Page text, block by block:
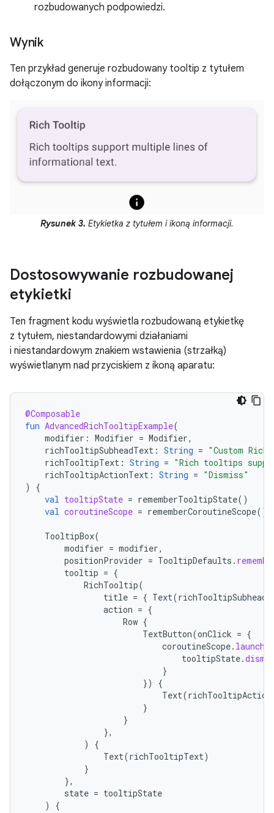
rozbudowanych podpowiedzi.
Wynik
Ten przykład generuje rozbudowany tooltip z tytułem
dołączonym do ikony informacji:
Rysunek 3. Etykietka z tytułem i ikoną informacji.
Dostosowywanie rozbudowanej
etykietki
Ten fragment kodu wyświetla rozbudowaną etykietkę
z tytułem, niestandardowymi działaniami
i niestandardowym znakiem wstawienia (strzałką)
wyświetlanym nad przyciskiem z ikoną aparatu:
@Composable
fun AdvancedRichTooltipExample(
modifier : Modifier = Modifier,
richTooltipSubheadText : String = "Custom
richTooltipText : String = "Rich tooltips
richTooltipActionText : String = "Dismiss"
)
{
val tooltipState = rememberTooltipState()
val coroutineScope = rememberCoroutineScope()
TooltipBox(
modifier = modifier,
positionProvider = TooltipDefaults .
tooltip = {
RichTooltip(
title = { Text(
action = {
Row {
TextButton(onClick = {
coroutineScope. launch
tooltipState.
}
})
{
Text(
}
}
},
)
{
Text(richTooltipText)
}
},
state = tooltipState
)
{